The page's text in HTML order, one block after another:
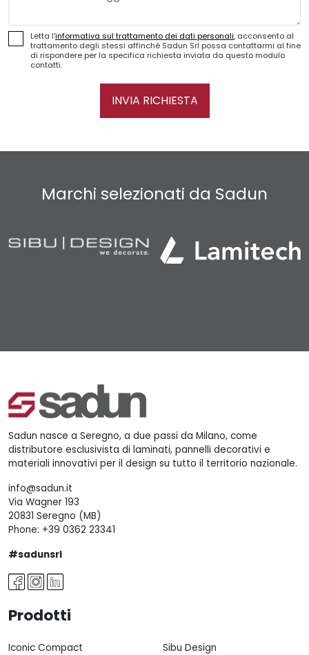
Letta l'informativa sul trattamento dei dati personali, acconsento al
trattamento degli stessi affinché Sadun Srl possa contattarmi al fine
di rispondere per la specifica richiesta inviata da questo modulo
contatti.
INVIA RICHIESTA
Marchi selezionati da Sadun
Sadun nasce a Seregno, a due passi da Milano, come
distributore esclusivista di laminati, pannelli decorativi e
materiali innovativi per il design su tutto il territorio nazionale.
info@sadun.it
Via Wagner 193
20831 Seregno (MB)
Phone: +39 0362 23341
#sadunsrl
Prodotti
Iconic Compact
Sibu Design